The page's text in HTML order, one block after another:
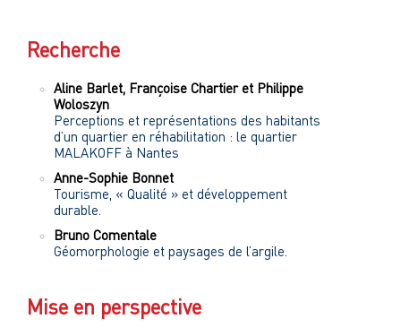
Recherche
Aline Barlet, Françoise Chartieret Philippe
Woloszyn
Perceptions et représentations des habitants
d’un quartier en réhabilitation : le quartier
MALAKOFF à Nantes
Anne-Sophie Bonnet
Tourisme, « Qualité » et développement
durable.
Bruno Comentale
Géomorphologie et paysages de l’argile.
Mise en perspective